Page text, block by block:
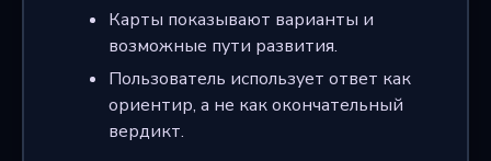
Карты показывают варианты и
возможные пути развития.
Пользователь использует ответ как
ориентир, а не как окончательный
вердикт.